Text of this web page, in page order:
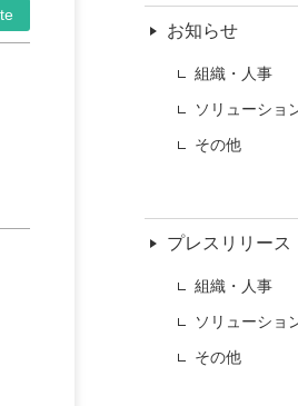
お知らせ
組織・人事
ソリューショ
その他
プレスリリース
組織・人事
ソリューショ
その他